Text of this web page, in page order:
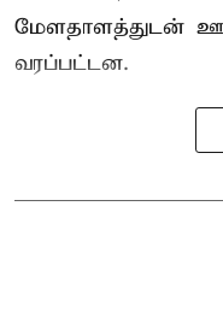
மேளதாளத்துடன்
வரப்பட்டன.